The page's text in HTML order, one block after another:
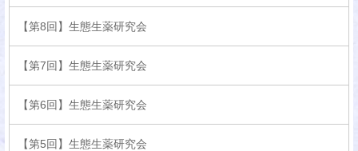
【第8回】生態生薬研究会
【第7回】生態生薬研究会
【第6回】生態生薬研究会
【第5回】生態生薬研究会